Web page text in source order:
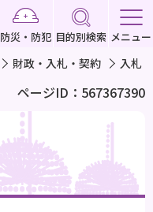
防災・防犯 目的別検索 メニュー
財政・入札・契約 入札
ページID：567367390